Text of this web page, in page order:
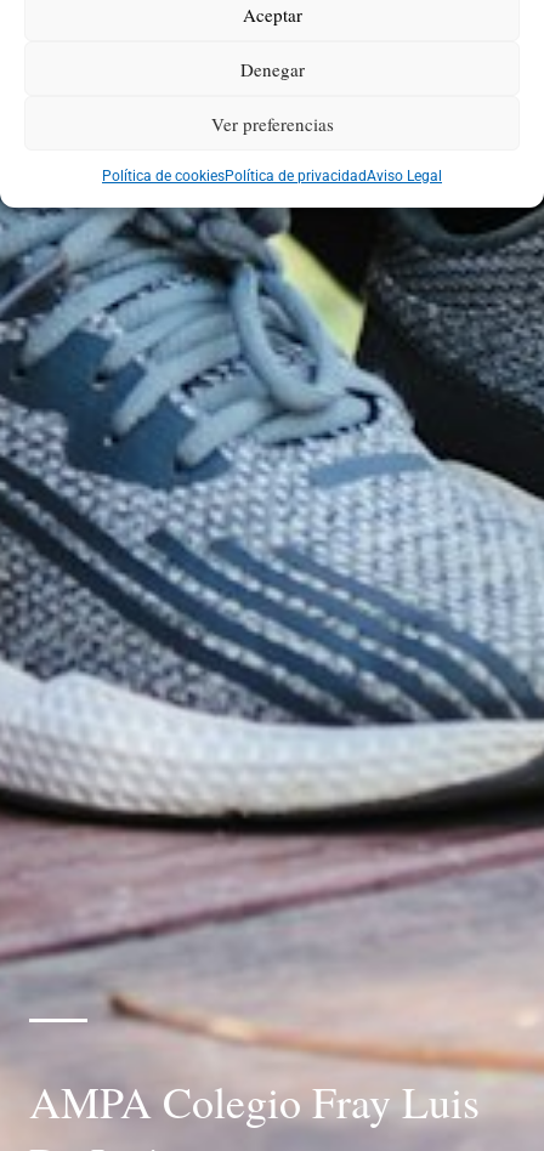
Aceptar
Denegar
Ver preferencias
Política de cookiesPolítica de privacidadAviso Legal
AMPA Colegio Fray Luis